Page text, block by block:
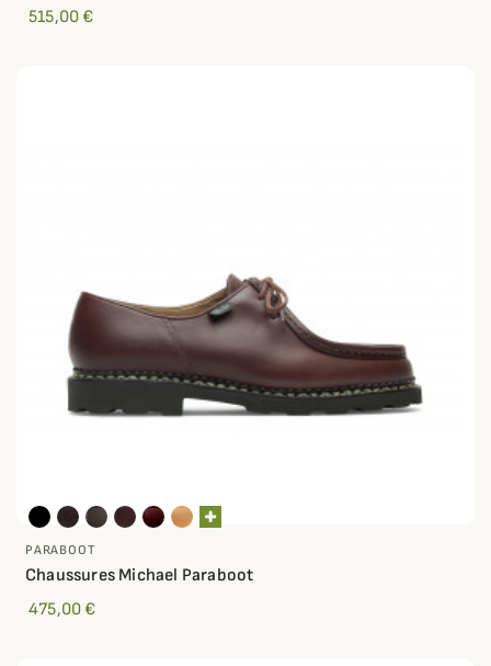
515,00 €
PARABOOT
Chaussures Michael Paraboot
475,00 €